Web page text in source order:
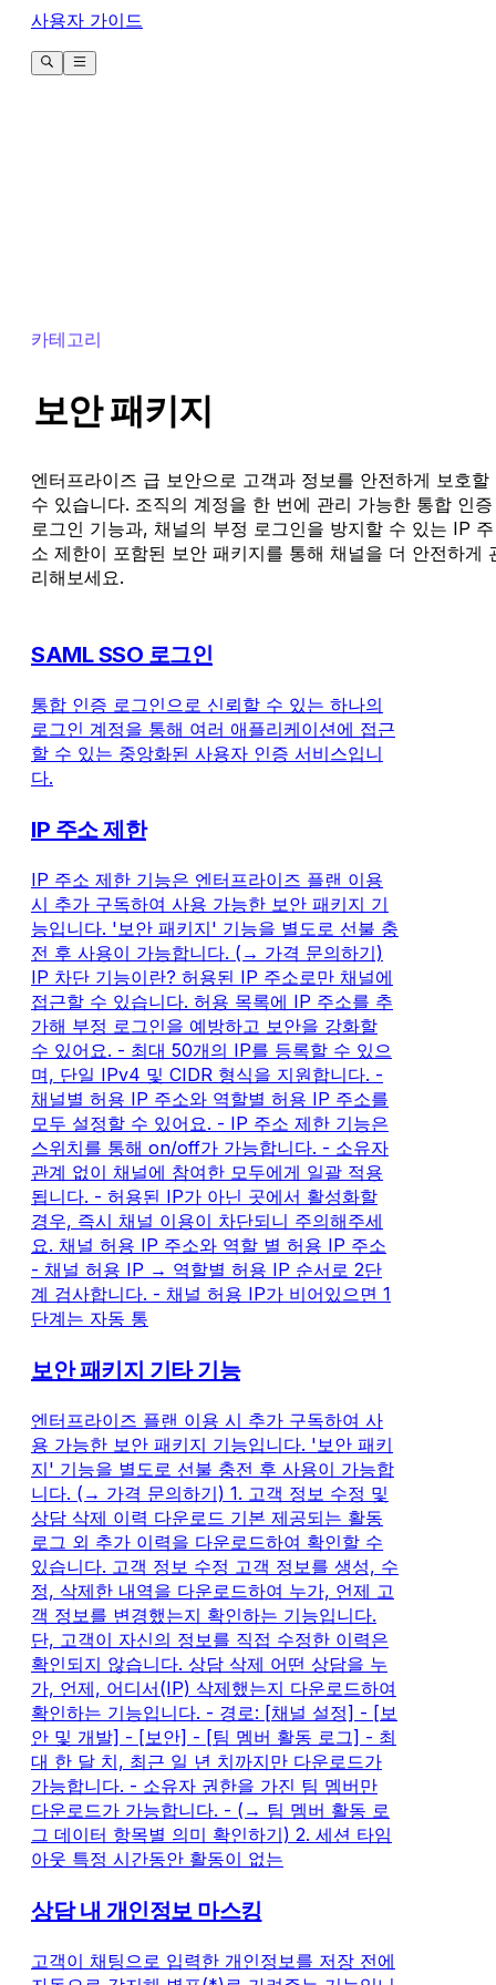
사용자 가이드
카테고리
보안 패키지
엔터프라이즈 급 보안으로 고객과 정보를 안전하게 보호할
수 있습니다. 조직의 계정을 한 번에 관리 가능한 통합 인증
로그인 기능과, 채널의 부정 로그인을 방지할 수 있는 IP 주
소 제한이 포함된 보안 패키지를 통해 채널을 더 안전하게
리해보세요.
SAML SSO 로그인
통합 인증 로그인으로 신뢰할 수 있는 하나의
로그인 계정을 통해 여러 애플리케이션에 접근
할 수 있는 중앙화된 사용자 인증 서비스입니
다.
IP 주소 제한
IP 주소 제한 기능은 엔터프라이즈 플랜 이용
시 추가 구독하여 사용 가능한 보안 패키지 기
능입니다. '보안 패키지' 기능을 별도로 선불 충
전 후 사용이 가능합니다. (→ 가격 문의하기)
IP 차단 기능이란? 허용된 IP 주소로만 채널에
접근할 수 있습니다. 허용 목록에 IP 주소를 추
가해 부정 로그인을 예방하고 보안을 강화할
수 있어요. - 최대 50개의 IP를 등록할 수 있으
며, 단일 IPv4 및 CIDR 형식을 지원합니다. -
채널별 허용 IP 주소와 역할별 허용 IP 주소를
모두 설정할 수 있어요. - IP 주소 제한 기능은
스위치를 통해 on/off가 가능합니다. - 소유자
관계 없이 채널에 참여한 모두에게 일괄 적용
됩니다. - 허용된 IP가 아닌 곳에서 활성화할
경우, 즉시 채널 이용이 차단되니 주의해주세
요. 채널 허용 IP 주소와 역할 별 허용 IP 주소
- 채널 허용 IP → 역할별 허용 IP 순서로 2단
계 검사합니다. - 채널 허용 IP가 비어있으면 1
단계는 자동 통
보안 패키지 기타 기능
엔터프라이즈 플랜 이용 시 추가 구독하여 사
용 가능한 보안 패키지 기능입니다. '보안 패키
지' 기능을 별도로 선불 충전 후 사용이 가능합
니다. (→ 가격 문의하기) 1. 고객 정보 수정 및
상담 삭제 이력 다운로드 기본 제공되는 활동
로그 외 추가 이력을 다운로드하여 확인할 수
있습니다. 고객 정보 수정 고객 정보를 생성, 수
정, 삭제한 내역을 다운로드하여 누가, 언제 고
객 정보를 변경했는지 확인하는 기능입니다.
단, 고객이 자신의 정보를 직접 수정한 이력은
확인되지 않습니다. 상담 삭제 어떤 상담을 누
가, 언제, 어디서(IP) 삭제했는지 다운로드하여
확인하는 기능입니다. - 경로: [채널 설정] - [보
안 및 개발] - [보안] - [팀 멤버 활동 로그] - 최
대 한 달 치, 최근 일 년 치까지만 다운로드가
가능합니다. - 소유자 권한을 가진 팀 멤버만
다운로드가 가능합니다. - (→ 팀 멤버 활동 로
그 데이터 항목별 의미 확인하기) 2. 세션 타임
아웃 특정 시간동안 활동이 없는
상담 내 개인정보 마스킹
고객이 채팅으로 입력한 개인정보를 저장 전에